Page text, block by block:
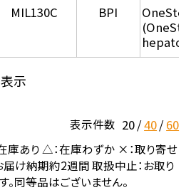
MIL130C BPI
示
表示件数 20 40 60
庫あり △：在庫わずか ×：取り寄せ
け納期約2週間 取扱中止：お取り
。同等品はございません。